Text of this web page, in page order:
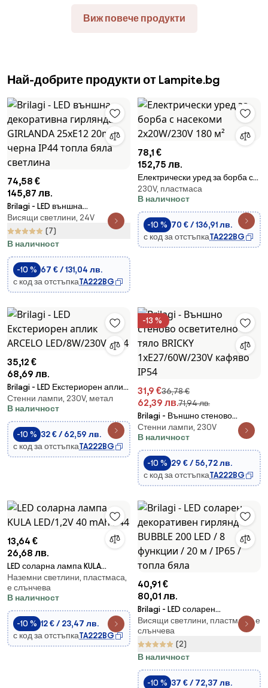
Виж повече продукти
Най-добрите продукти от Lampite.bg
74,58 €
145,87 лв.
Brilagi - LED външна
декоративна гирлянда
GIRLANDA 25xE12 20m черна
IP44 топла бяла светлина
Висящи светлини, 24V
(7)
В наличност
-10 % 67 € / 131,04 лв.
с код за отстъпкаTA222BG
78,1 €
152,75 лв.
Електрически уред за борба с
насекоми 2x20W/230V 180 м²
230V, пластмаса
В наличност
-10 % 70 € / 136,91 лв.
с код за отстъпкаTA222BG
35,12 €
68,69 лв.
Brilagi - LED Екстериорен аплик
ARCELO LED/8W/230V IP54
Стенни лампи, 230V, метал
В наличност
-10 % 32 € / 62,59 лв.
с код за отстъпкаTA222BG
-13 %
31,9 €36,78 €
62,39 лв.71,94 лв.
Brilagi - Външно стеново
осветително тяло BRICKY
1xE27/60W/230V кафяво IP54
Стенни лампи, 230V
В наличност
-10 % 29 € / 56,72 лв.
с код за отстъпкаTA222BG
13,64 €
26,68 лв.
LED соларна лампа KULA
LED/1,2V 40 mAh P44
Наземни светлини, пластмаса,
е слънчева
В наличност
-10 % 12 € / 23,47 лв.
с код за отстъпкаTA222BG
40,91 €
80,01 лв.
Brilagi - LED соларен
декоративен гирлянд BUBBLE
200 LED / 8 функции / 20 м /
IP65 / топла бяла
Висящи светлини, пластмаса, е
слънчева
(2)
В наличност
-10 % 37 € / 72,37 лв.